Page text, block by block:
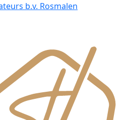
b.v. Rosmalen